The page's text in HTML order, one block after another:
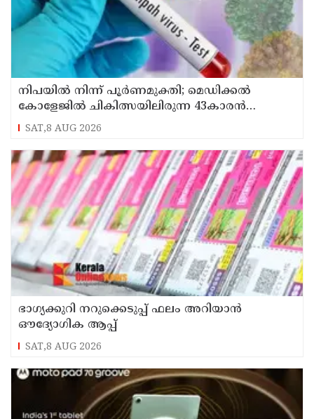
നിപയിൽ നിന്ന് പൂർണമുക്തി; മെഡിക്കൽ
കോളേജിൽ ചികിത്സയിലിരുന്ന 43കാരൻ
വീട്ടിലേക്ക് മടങ്ങി
SAT,8 AUG 2026
ഭാഗ്യക്കുറി നറുക്കെടുപ്പ് ഫലം അറിയാൻ
ഔദ്യോഗിക ആപ്പ്
SAT,8 AUG 2026